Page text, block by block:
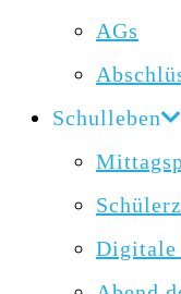
AGs
Schulleben
Digitale